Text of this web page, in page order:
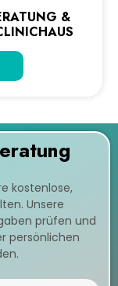
&
kostenlose,
Unsere
prüfen und
persönlichen